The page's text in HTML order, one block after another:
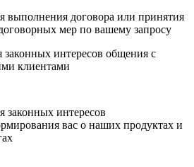
выполнения договора или принятия
мер по вашему запросу
законных интересов общения с
клиентами
законных интересов
вас о наших продуктах и